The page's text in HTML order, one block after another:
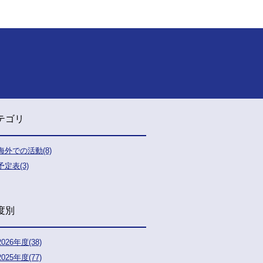
ゴリ
外での活動(8)
定表(3)
別
年度(38)
年度(77)